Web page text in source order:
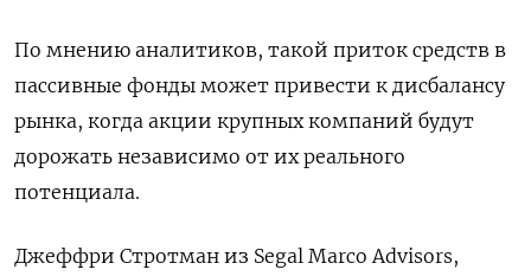
По мнению аналитиков, такой приток средств в
пассивные фонды может привести к дисбалансу
рынка, когда акции крупных компаний будут
дорожать независимо от их реального
потенциала.
Джеффри Стротман из Segal Marco Advisors,